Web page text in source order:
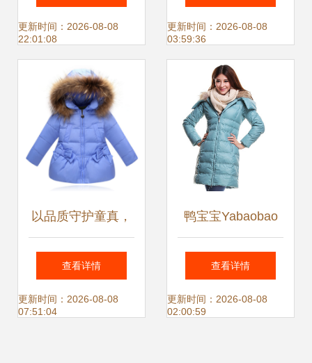
短款羽绒服评测
更新时间：2026-08-08
22:01:08
搭解析》
更新时间：2026-08-08
03:59:36
以品质守护童真，
金联维品会中长款
毛领羽绒服温暖女
查看详情
更新时间：2026-08-08
07:51:04
鸭宝宝Yabaobao
反季清仓 湖水绿修
身羽绒服，兼具温
查看详情
更新时间：2026-08-08
02:00:59